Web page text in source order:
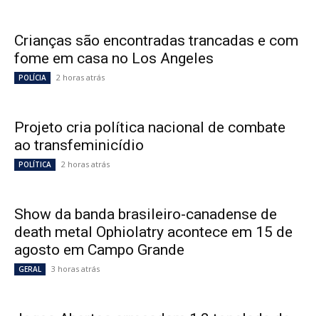
Crianças são encontradas trancadas e com
fome em casa no Los Angeles
POLÍCIA 2 horas atrás
Projeto cria política nacional de combate
ao transfeminicídio
POLÍTICA 2 horas atrás
Show da banda brasileiro-canadense de
death metal Ophiolatry acontece em 15 de
agosto em Campo Grande
GERAL 3 horas atrás